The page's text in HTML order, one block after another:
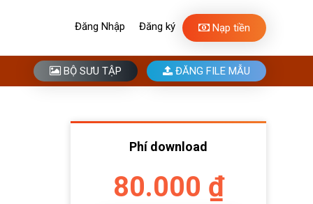
Đăng Nhập Đăng ký Nạp tiền
BỘ SƯU TẬP ĐĂNG FILE MẪU
Phí download
80.000 ₫